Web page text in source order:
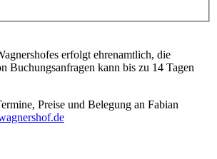
erfolgt ehrenamtlich, die
Buchungsanfragen kann bis zu 14 Tagen
Preise und Belegung an Fabian